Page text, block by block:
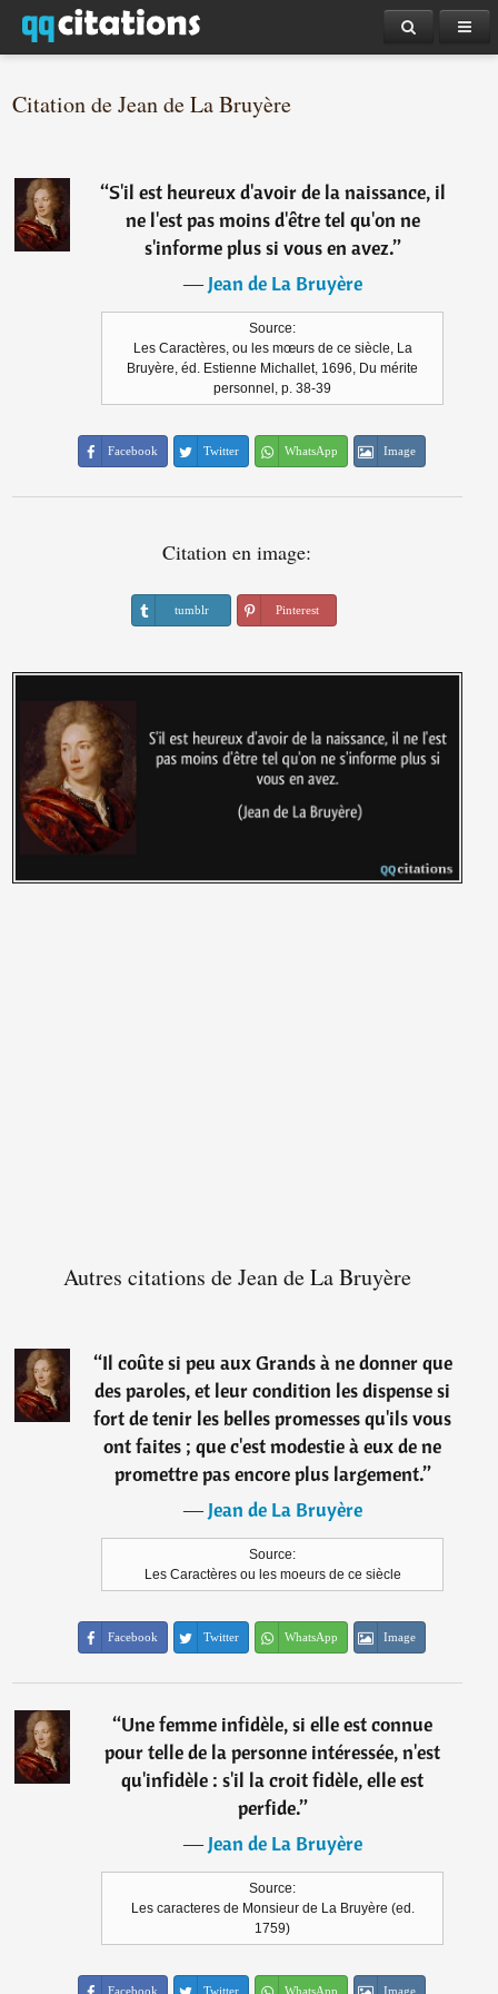
Citation de Jean de La Bruyère
“S'il est heureux d'avoir de la naissance, il
ne l'est pas moins d'être tel qu'on ne
s'informe plus si vous en avez.”
―Jean de La Bruyère
Source:
Les Caractères, ou les mœurs de ce siècle, La
Bruyère, éd. Estienne Michallet, 1696, Du mérite
personnel, p. 38-39
Facebook Twitter WhatsApp Image
Citation en image:
tumblr Pinterest
Autres citations de Jean de La Bruyère
“Il coûte si peu aux Grands à ne donner que
des paroles, et leur condition les dispense si
fort de tenir les belles promesses qu'ils vous
ont faites ; que c'est modestie à eux de ne
promettre pas encore plus largement.”
―Jean de La Bruyère
Source:
Les Caractères ou les moeurs de ce siècle
Facebook Twitter WhatsApp Image
“Une femme infidèle, si elle est connue
pour telle de la personne intéressée, n'est
qu'infidèle : s'il la croit fidèle, elle est
perfide.”
―Jean de La Bruyère
Source:
Les caracteres de Monsieur de La Bruyère (ed.
1759)
Facebook Twitter WhatsApp Image